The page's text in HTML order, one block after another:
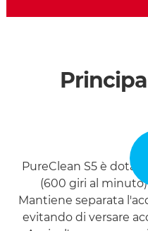
PureClean S5 è
(600 giri al
Mantiene separata
evitando di versare